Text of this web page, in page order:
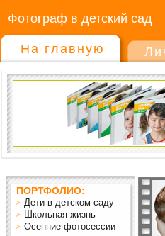
Фотограф в детский сад
На главную
ПОРТФОЛИО:
Дети в детском саду
Школьная жизнь
Осенние фотосессии